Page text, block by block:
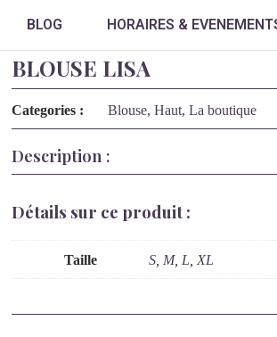
BLOG HORAIRES &
BLOUSE LISA
Categories : Blouse, Haut, La boutique
Description :
Détails sur ce produit :
Taille S M, L XL